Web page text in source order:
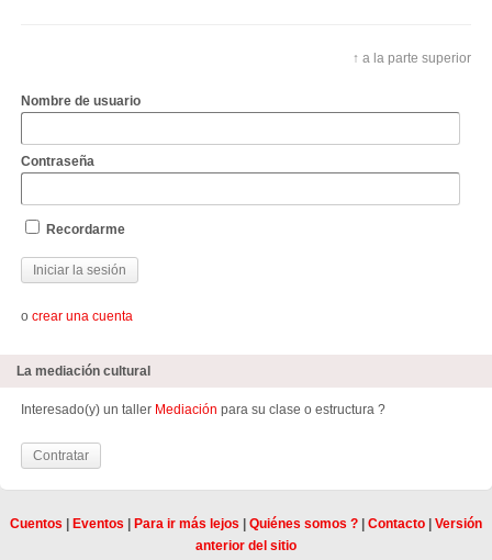
↑ a la parte superior
Nombre de usuario
Contraseña
Recordarme
o crear una cuenta
La mediación cultural
Interesado(y) un taller Mediación para su clase o estructura ?
Contratar
Cuentos Eventos Para ir más lejos Quiénes somos ? Contacto
Versión
anterior del sitio